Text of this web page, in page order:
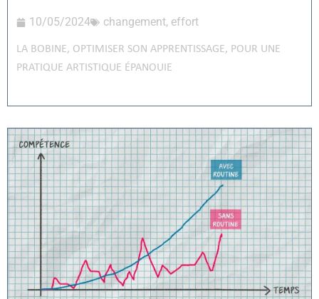
10/05/2024 changement, effort
LA BOBINE, OPTIMISER SON APPRENTISSAGE, POUR UNE
PRATIQUE ARTISTIQUE ÉPANOUIE